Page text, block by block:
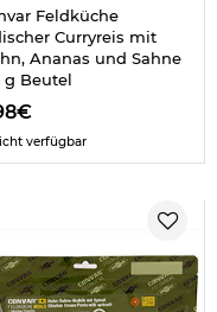
Feldküche
Curryreis mit
Ananas und Sahne
g Beutel
verfügbar